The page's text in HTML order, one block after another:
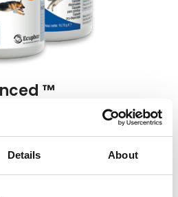
Details About
™
aiuta a mantenere le
combinando i benefici di
solfato di condroitina,
ialuronico. Confezione da